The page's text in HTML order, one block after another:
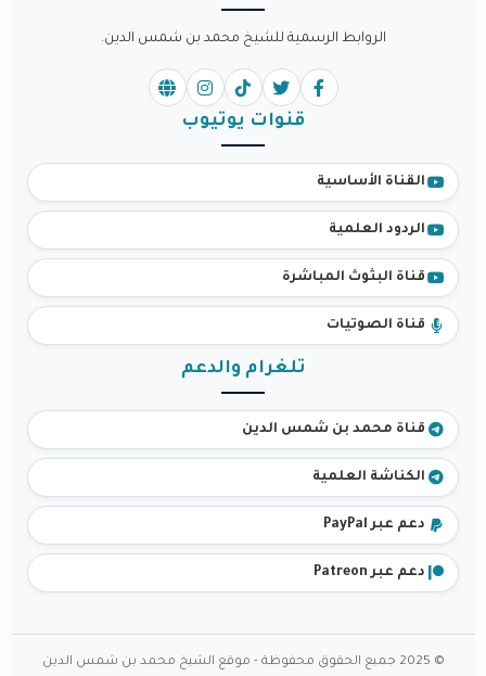
الروابط الرسمية للشيخ محمد بن شمس الدين.
قنوات يوتيوب
القناة الأساسية
الردود العلمية
قناة البثوث المباشرة
قناة الصوتيات
تلغرام والدعم
قناة محمد بن شمس الدين
الكناشة العلمية
دعم عبر PayPal
دعم عبر Patreon
© 2025 جميع الحقوق محفوظة - موقع الشيخ محمد بن شمس الدين